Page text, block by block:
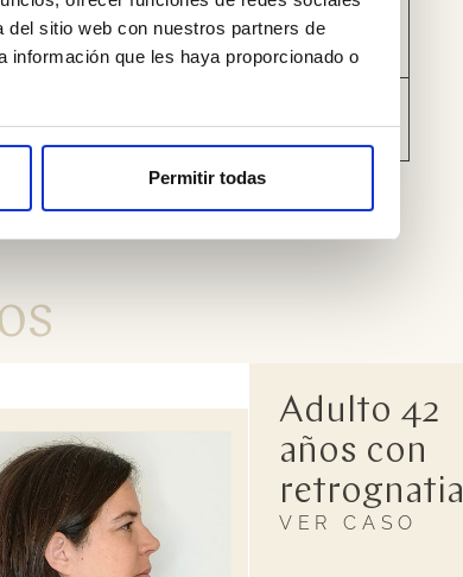
sitio web con nuestros partners de
que les haya proporcionado o
Permitir todas
Adulto 42
años con
retrognatia
VER CASO